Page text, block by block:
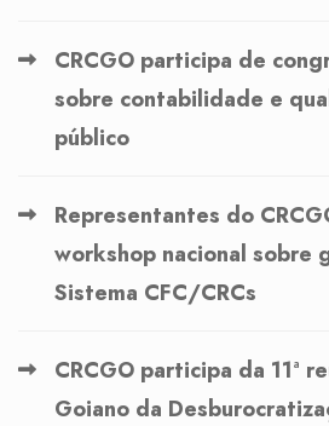
CRCGO participa de
sobre contabilidade e
público
Representantes do
workshop nacional sobre
Sistema CFC/CRCs
CRCGO participa da 11ª
Goiano da